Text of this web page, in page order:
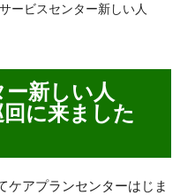
ービスセンター新しい人
ー新しい人
回に来ました
ケアプランセンターはじま